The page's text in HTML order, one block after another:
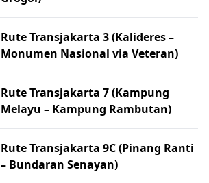
Rute Transjakarta 3 (Kalideres –
Monumen Nasional via Veteran)
Rute Transjakarta 7 (Kampung
Melayu – Kampung Rambutan)
Rute Transjakarta 9C (Pinang Ranti
– Bundaran Senayan)